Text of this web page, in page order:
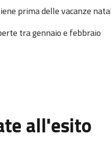
prima delle vacanze
tra gennaio e febbraio
all'esito